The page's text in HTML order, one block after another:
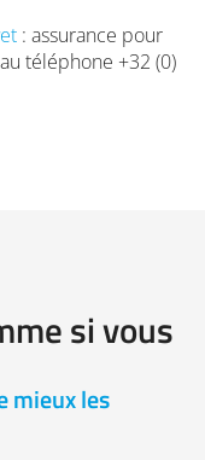
: assurance pour
téléphone +32 (0)
si vous
mieux les